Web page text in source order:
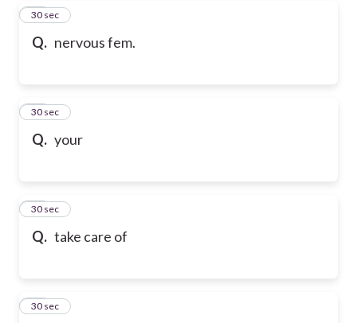
Q. nervous fem.
36
30 sec
Q. your
37
30 sec
Q. take care of
38
30 sec
39
30 sec